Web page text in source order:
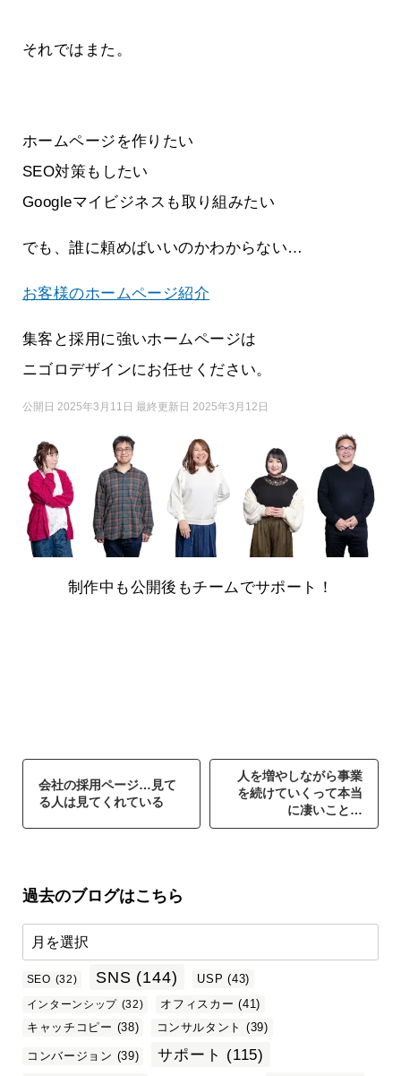
それではまた。
ホームページを作りたい
SEO対策もしたい
Googleマイビジネスも取り組みたい
でも、誰に頼めばいいのかわからない…
お客様のホームページ紹介
集客と採用に強いホームページは
ニゴロデザインにお任せください。
公開日 2025年3月11日 最終更新日 2025年3月12日
制作中も公開後もチームでサポート！
会社の採用ページ…見て
る人は見てくれている
人を増やしながら事業
を続けていくって本当
に凄いこと…
過去のブログはこちら
SEO (32) SNS (144) USP (43)
インターンシップ (32) オフィスカー (41)
キャッチコピー (38) コンサルタント (39)
コンバージョン (39) サポート (115)